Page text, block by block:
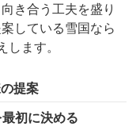
き合う工夫を盛り
している雪国なら
します。
提案
初に決める